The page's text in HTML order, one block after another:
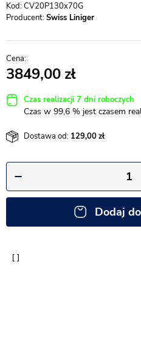
CV20P130x70G
Producent:Swiss Liniger
3849,00
Czas realizacji 7 dni roboczych
Czas w 99,6 % jest czasem
Dostawa od: 129,00
Dodaj